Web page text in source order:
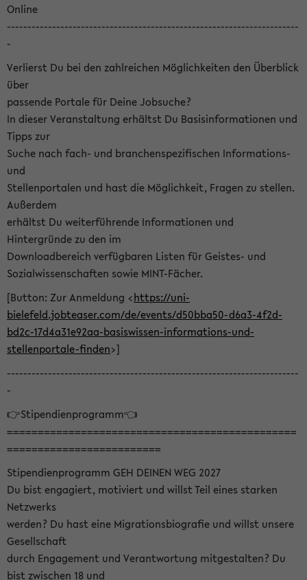
Online
-----------------------------------------------------------------------
-
Verlierst Du bei den zahlreichen Möglichkeiten den Überblick
über
passende Portale für Deine Jobsuche?
In dieser Veranstaltung erhältst Du Basisinformationen und
Tipps zur
Suche nach fach- und branchenspezifischen Informations-
und
Stellenportalen und hast die Möglichkeit, Fragen zu stellen.
Außerdem
erhältst Du weiterführende Informationen und
Hintergründe zu den im
Downloadbereich verfügbaren Listen für Geistes- und
Sozialwissenschaften sowie MINT-Fächer.
[Button: Zur Anmeldung <https://uni-
bielefeld.jobteaser.com/de/events/d50bba50-d6a3-4f2d-
bd2c-17d4a31e92aa-basiswissen-informations-und-
stellenportale-finden>]
-----------------------------------------------------------------------
-
👉Stipendienprogramm👈
===============================================
=========================
Stipendienprogramm GEH DEINEN WEG 2027
Du bist engagiert, motiviert und willst Teil eines starken
Netzwerks
werden? Du hast eine Migrationsbiografie und willst unsere
Gesellschaft
durch Engagement und Verantwortung mitgestalten? Du
bist zwischen 18 und